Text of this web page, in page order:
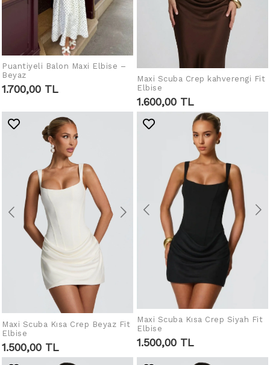
IN DEN WARENKORB
Puantiyeli Balon Maxi Elbise –
Beyaz
1.700,00 TL
IN DEN WARENKORB
Maxi Scuba Crep kahverengi Fit
Elbise
1.600,00 TL
IN DEN WARENKORB
Maxi Scuba Kısa Crep Beyaz Fit
Elbise
1.500,00 TL
IN DEN WARENKORB
Maxi Scuba Kısa Crep Siyah Fit
Elbise
1.500,00 TL